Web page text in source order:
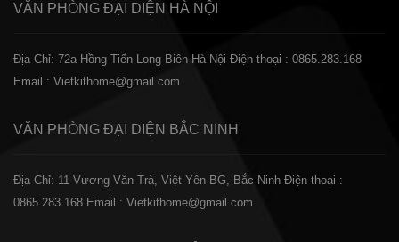
VĂN PHÒNG ĐẠI DIỆN HÀ NỘI
Địa Chỉ: 72a Hồng Tiến Long Biên Hà Nội Điện thoại : 0865.283.168
Email : Vietkithome@gmail.com
VĂN PHÒNG ĐẠI DIỆN BẮC NINH
Địa Chỉ: 11 Vương Văn Trà, Việt Yên BG, Bắc Ninh Điện thoại :
0865.283.168 Email : Vietkithome@gmail.com